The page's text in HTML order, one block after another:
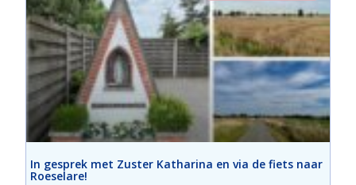
In gesprek met Zuster Katharina en via de fiets naar
Roeselare!